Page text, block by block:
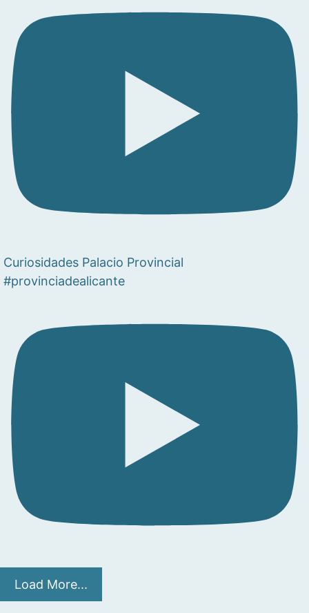
Curiosidades Palacio Provincial
#provinciadealicante
Load More...